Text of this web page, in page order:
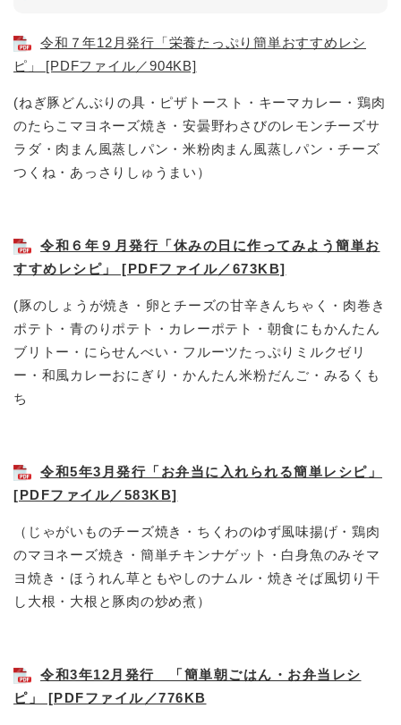
令和７年12月発行「栄養たっぷり簡単おすすめレシ
ピ」 [PDFファイル／904KB]
(ねぎ豚どんぶりの具・ピザトースト・キーマカレー・鶏肉
のたらこマヨネーズ焼き・安曇野わさびのレモンチーズサ
ラダ・肉まん風蒸しパン・米粉肉まん風蒸しパン・チーズ
つくね・あっさりしゅうまい）
令和６年９月発行「休みの日に作ってみよう簡単お
すすめレシピ」 [PDFファイル／673KB]
(豚のしょうが焼き・卵とチーズの甘辛きんちゃく・肉巻き
ポテト・青のりポテト・カレーポテト・朝食にもかんたん
ブリトー・にらせんべい・フルーツたっぷりミルクゼリ
ー・和風カレーおにぎり・かんたん米粉だんご・みるくも
ち
令和5年3月発行「お弁当に入れられる簡単レシピ」
[PDFファイル／583KB]
（じゃがいものチーズ焼き・ちくわのゆず風味揚げ・鶏肉
のマヨネーズ焼き・簡単チキンナゲット・白身魚のみそマ
ヨ焼き・ほうれん草ともやしのナムル・焼きそば風切り干
し大根・大根と豚肉の炒め煮）
令和3年12月発行 「簡単朝ごはん・お弁当レシ
ピ」 [PDFファイル／776KB